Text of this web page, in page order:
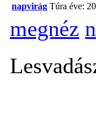
napvirág Túra éve:
megnéz